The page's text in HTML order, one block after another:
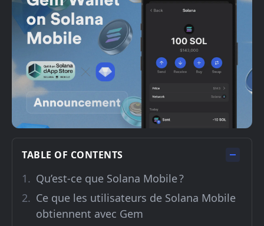
TABLE OF CONTENTS
Qu’est-ce que Solana Mobile ?
Ce que les utilisateurs de Solana Mobile
obtiennent avec Gem